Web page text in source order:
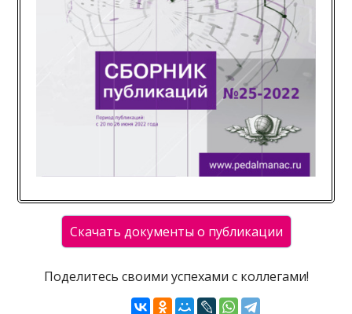
Поделитесь своими успехами с коллегами!